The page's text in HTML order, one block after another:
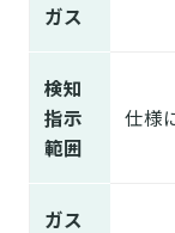
ガス
検知
指示
範囲
仕様
ガス